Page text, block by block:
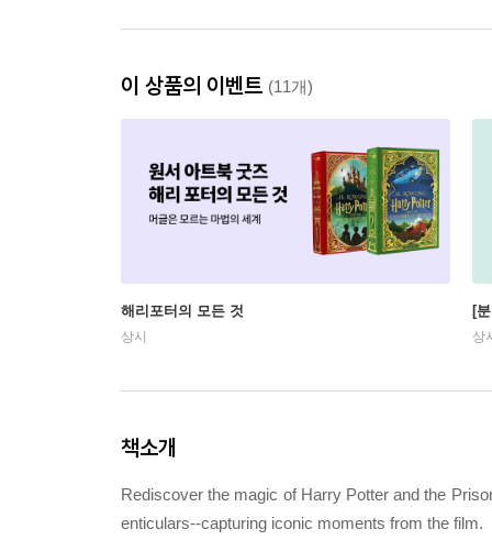
이 상품의 이벤트 (11개)
해리포터의 모든 것
상시
[
상
책소개
Rediscover the magic of Harry Potter and the
enticulars--capturing iconic moments from the film.